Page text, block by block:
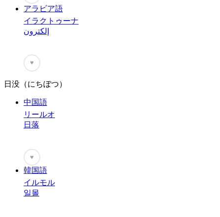
アラビア語
イラクトゥーナ
إلكترون
♥
日没（にちぼつ）
中国語
リールオ
日落
♥
韓国語
イルモル
일몰